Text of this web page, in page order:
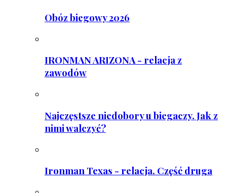
Obóz biegowy 2026
IRONMAN ARIZONA - relacja z
zawodów
Najczęstsze niedobory u biegaczy. Jak z
nimi walczyć?
Ironman Texas - relacja. Część druga